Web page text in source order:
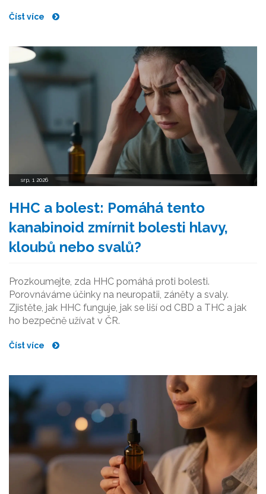
Číst více
srp, 1 2026
HHC a bolest: Pomáhá tento
kanabinoid zmírnit bolesti hlavy,
kloubů nebo svalů?
Prozkoumejte, zda HHC pomáhá proti bolesti.
Porovnáváme účinky na neuropatii, záněty a svaly.
Zjistěte, jak HHC funguje, jak se liší od CBD a THC a jak
ho bezpečně užívat v ČR.
Číst více